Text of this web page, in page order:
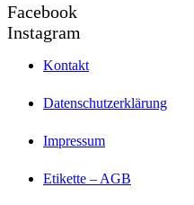
Facebook
Instagram
Kontakt
Datenschutzerklärung
Impressum
Etikette – AGB